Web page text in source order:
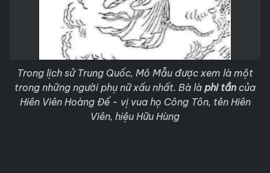
Trong lịch sử Trung Quốc, Mô Mẫu được xem là một
trong những người phụ nữ xấu nhất. Bà là phi tầncủa
Hiên Viên Hoàng Đế - vị vua họ Công Tôn, tên Hiên
Viên, hiệu Hữu Hùng